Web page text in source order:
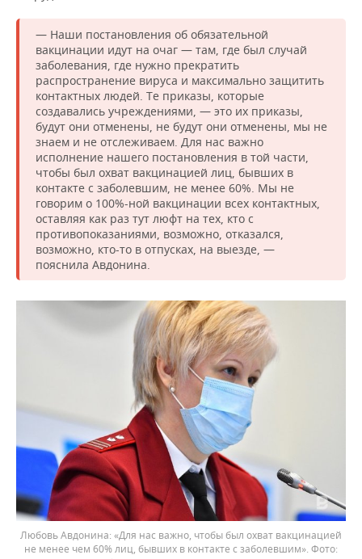
— Наши постановления об обязательной
вакцинации идут на очаг — там, где был случай
заболевания, где нужно прекратить
распространение вируса и максимально защитить
контактных людей. Те приказы, которые
создавались учреждениями, — это их приказы,
будут они отменены, не будут они отменены, мы не
знаем и не отслеживаем. Для нас важно
исполнение нашего постановления в той части,
чтобы был охват вакцинацией лиц, бывших в
контакте с заболевшим, не менее 60%. Мы не
говорим о 100%-ной вакцинации всех контактных,
оставляя как раз тут люфт на тех, кто с
противопоказаниями, возможно, отказался,
возможно, кто-то в отпусках, на выезде, —
пояснила Авдонина.
Любовь Авдонина: «Для нас важно, чтобы был охват вакцинацией
не менее чем 60% лиц, бывших в контакте с заболевшим».